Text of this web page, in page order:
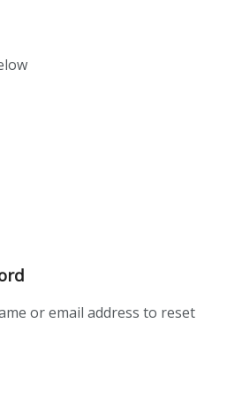
or email address to reset